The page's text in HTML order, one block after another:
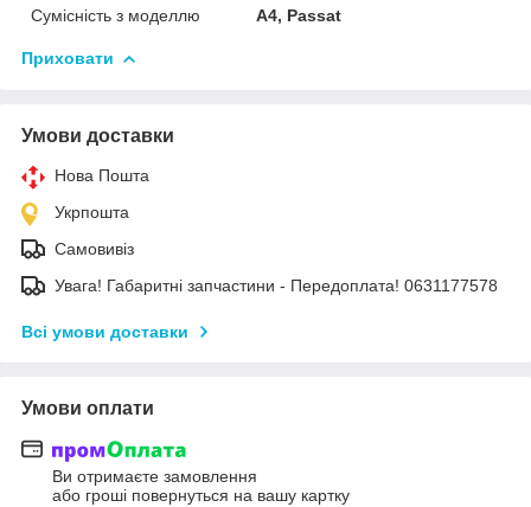
Сумісність з моделлю
A4, Passat
Приховати
Умови доставки
Нова Пошта
Укрпошта
Самовивіз
Увага! Габаритні запчастини - Передоплата! 0631177578
Всі умови доставки
Умови оплати
Ви отримаєте замовлення
або гроші повернуться на вашу картку